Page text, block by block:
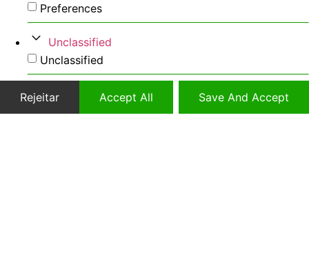
Preferences
Unclassified
Unclassified
Rejeitar Accept All Save And Accept